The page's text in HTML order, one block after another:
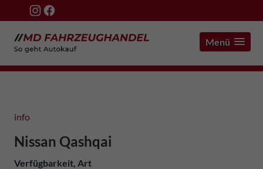
Menü
info
Nissan Qashqai
Verfügbarkeit, Art